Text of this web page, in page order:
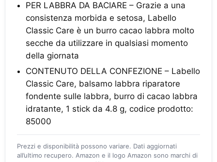
PER LABBRA DA BACIARE – Grazie a una
consistenza morbida e setosa, Labello
Classic Care è un burro cacao labbra molto
secche da utilizzare in qualsiasi momento
della giornata
CONTENUTO DELLA CONFEZIONE – Labello
Classic Care, balsamo labbra riparatore
fondente sulle labbra, burro di cacao labbra
idratante, 1 stick da 4.8 g, codice prodotto:
85000
Prezzi e disponibilità possono variare. Dati aggiornati
all’ultimo recupero. Amazon e il logo Amazon sono marchi di